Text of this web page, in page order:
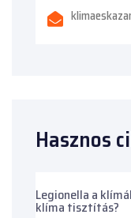
Hasznos
Legionella a
klíma tisztítás?